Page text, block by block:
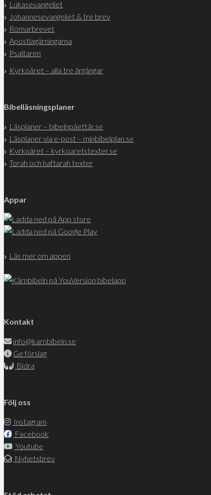
Lukasevangeliet
Johannesevangeliet & tre brev
Romarbrevet
Apostlagärningarna
Psaltaren
Kyrkoåret – alla tre årgångar
Bibelläsningsplaner
Läsplaner – bibelnpåettår.se
Läsplaner via e-post – minbibelplan.se
Kyrkoåret – kyrkoaretstexter.se
Torah och haftarah texter
Appar
Läs mer om appen
Kontakt
info@karnbibeln.se
Ge förslag
Bidra
Följ oss
Instagram
Facebook
Youtube
Nyhetsbrev